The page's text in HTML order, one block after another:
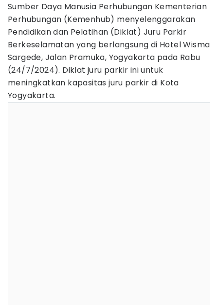
Sumber Daya Manusia Perhubungan Kementerian
Perhubungan (Kemenhub) menyelenggarakan
Pendidikan dan Pelatihan (Diklat) Juru Parkir
Berkeselamatan yang berlangsung di Hotel Wisma
Sargede, Jalan Pramuka, Yogyakarta pada Rabu
(24/7/2024). Diklat juru parkir ini untuk
meningkatkan kapasitas juru parkir di Kota
Yogyakarta.